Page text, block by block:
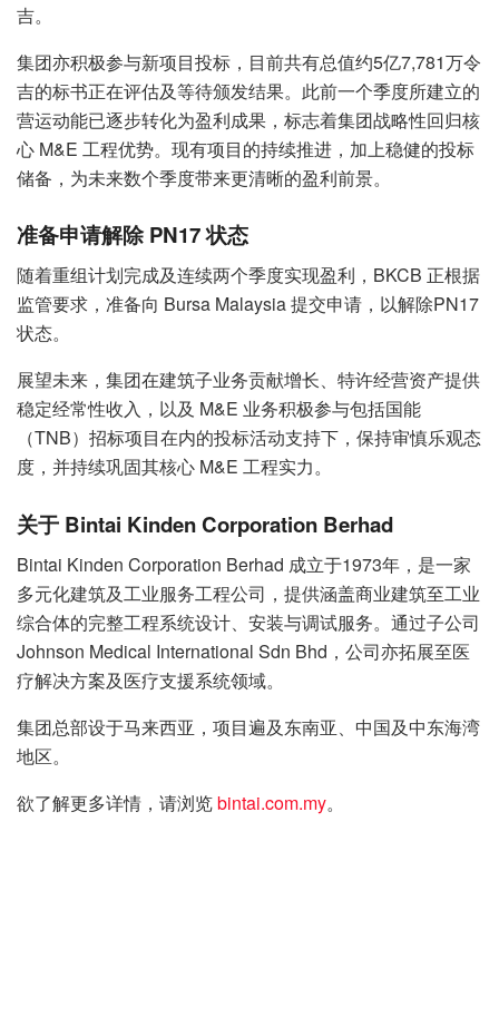
吉。
集团亦积极参与新项目投标，目前共有总值约5亿7,781万令
吉的标书正在评估及等待颁发结果。此前一个季度所建立的
营运动能已逐步转化为盈利成果，标志着集团战略性回归核
心 M&E 工程优势。现有项目的持续推进，加上稳健的投标
储备，为未来数个季度带来更清晰的盈利前景。
准备申请解除 PN17 状态
随着重组计划完成及连续两个季度实现盈利，BKCB 正根据
监管要求，准备向 Bursa Malaysia 提交申请，以解除PN17
状态。
展望未来，集团在建筑子业务贡献增长、特许经营资产提供
稳定经常性收入，以及 M&E 业务积极参与包括国能
（TNB）招标项目在内的投标活动支持下，保持审慎乐观态
度，并持续巩固其核心 M&E 工程实力。
关于 Bintai Kinden Corporation Berhad
Bintai Kinden Corporation Berhad 成立于1973年，是一家
多元化建筑及工业服务工程公司，提供涵盖商业建筑至工业
综合体的完整工程系统设计、安装与调试服务。通过子公司
Johnson Medical International Sdn Bhd，公司亦拓展至医
疗解决方案及医疗支援系统领域。
集团总部设于马来西亚，项目遍及东南亚、中国及中东海湾
地区。
欲了解更多详情，请浏览bintai.com.my。